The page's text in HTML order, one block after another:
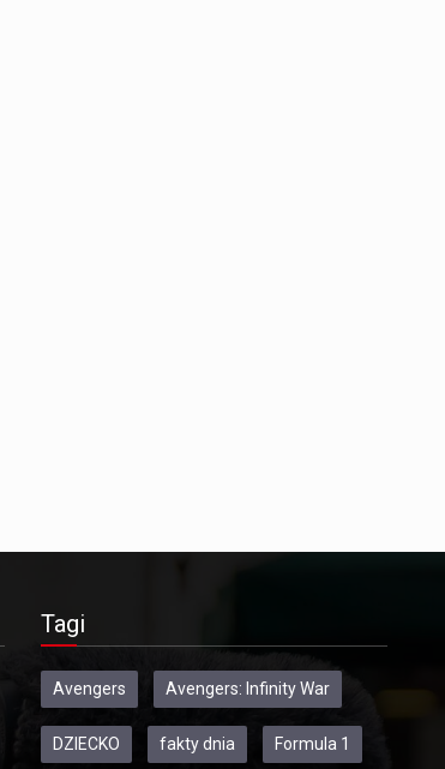
Tagi
Avengers Avengers: Infinity War
DZIECKO fakty dnia Formula 1